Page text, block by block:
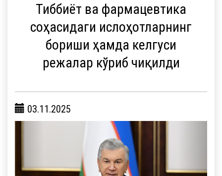
Тиббиёт ва фармацевтика
соҳасидаги ислоҳотларнинг
бориши ҳамда келгуси
режалар кўриб чиқилди
03.11.2025